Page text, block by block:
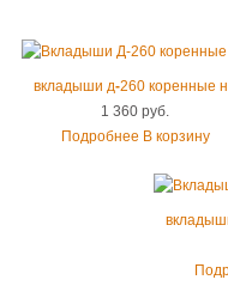
вкладыши д-260 коренные
1 360 руб.
Подробнее В корзину